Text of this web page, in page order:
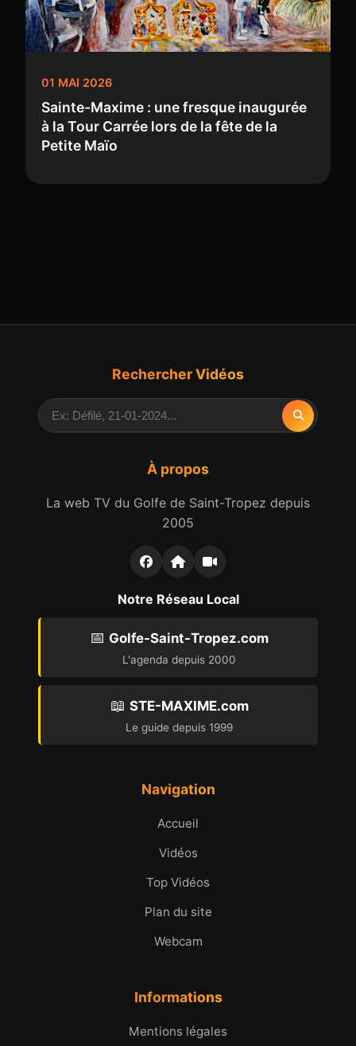
01 MAI 2026
Sainte-Maxime : une fresque inaugurée
à la Tour Carrée lors de la fête de la
Petite Maïo
À propos
La web TV du Golfe de Saint-Tropez depuis
2005
Notre Réseau Local
📅 Golfe-Saint-Tropez.com
L'agenda depuis 2000
📖 STE-MAXIME.com
Le guide depuis 1999
Navigation
Accueil
Vidéos
Top Vidéos
Plan du site
Webcam
Informations
Mentions légales
Rechercher Vidéos